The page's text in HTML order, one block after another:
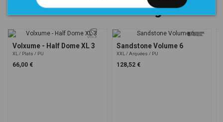
Dans la même catégorie
Volxume - Half Dome XL 3
XL Plats PU
66,00 €
Sandstone Volume 6
XXL Arquées PU
128,52 €